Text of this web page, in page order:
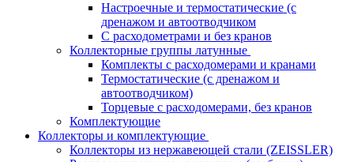
Настроечные и термостатические (с
дренажом и автоотводчиком
С расходометрами и без кранов
Коллекторные группы латунные
Комплекты с расходомерами и кранами
Термостатические (с дренажом и
автоотводчиком)
Торцевые с расходомерами, без кранов
Комплектующие
Коллекторы и комплектующие
Коллекторы из нержавеющей стали (ZEISSLER)